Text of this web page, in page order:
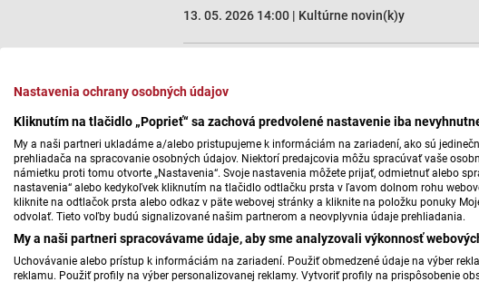
Nastavenia ochrany osobných údajov
Kliknutím na tlačidlo „Poprieť“ sa zachová predvolené nastavenie iba
My a naši partneri ukladáme a/alebo pristupujeme k informáciám na zariadení, ako sú
prehliadača na spracovanie osobných údajov. Niektorí predajcovia môžu spracúvať vaše
námietku proti tomu otvorte „Nastavenia“. Svoje nastavenia môžete prijať, odmietnuť alebo
nastavenia“ alebo kedykoľvek kliknutím na tlačidlo odtlačku prsta v ľavom dolnom rohu
kliknite na odtlačok prsta alebo odkaz v päte webovej stránky a kliknite na položku ponuky
odvolať. Tieto voľby budú signalizované našim partnerom a neovplyvnia údaje prehliadania.
My a naši partneri spracovávame údaje, aby sme analyzovali výkonnosť
Uchovávanie alebo prístup k informáciám na zariadení. Použiť obmedzené údaje na výber
reklamu. Použiť profily na výber personalizovanej reklamy. Vytvoriť profily na prispôsobenie
13. 05. 2026 14:00 | Kultúrne novin(k)y
Tipom
literárnej
Klasická
preklade
ju pre
Napínavý
atmosfére
Drozd,